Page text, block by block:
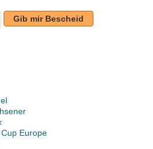
Gib mir Bescheid
Europe